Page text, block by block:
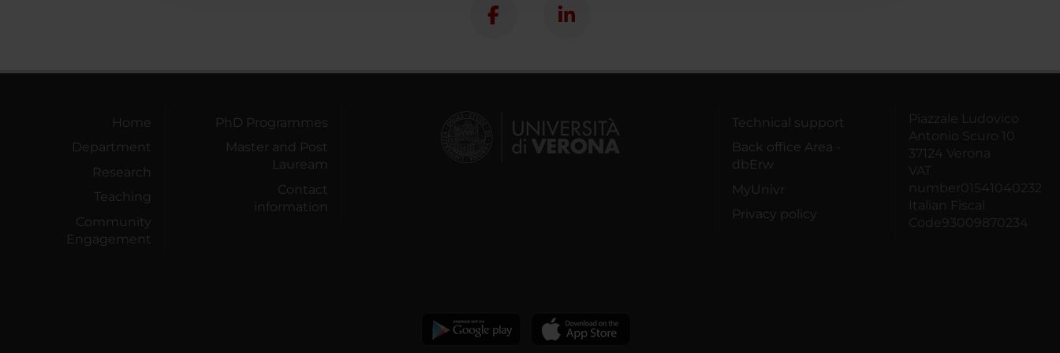
Home
Department
Research
Teaching
Community
Engagement
PhD Programmes
Master and Post
Lauream
Contact
information
Technical support
Back office Area -
dbErw
MyUnivr
Privacy policy
Piazzale Ludovico
Antonio Scuro 10
37124 Verona
VAT
number01541040232
Italian Fiscal
Code93009870234